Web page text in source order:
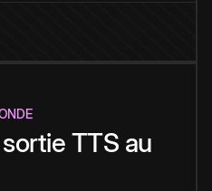
TTS au